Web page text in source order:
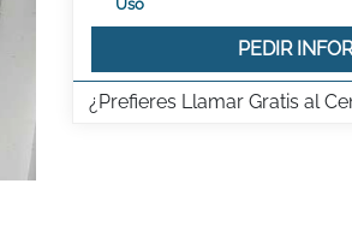
Uso
PEDIR
¿Prefieres Llamar Gratis al